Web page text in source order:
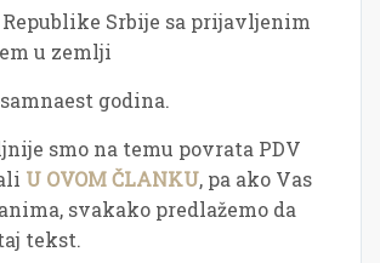
Srbije sa prijavljenim
u zemlji
godina.
smo na temu povrata PDV
U OVOM ČLANKU, pa ako Vas
svakako predlažemo da
tekst.